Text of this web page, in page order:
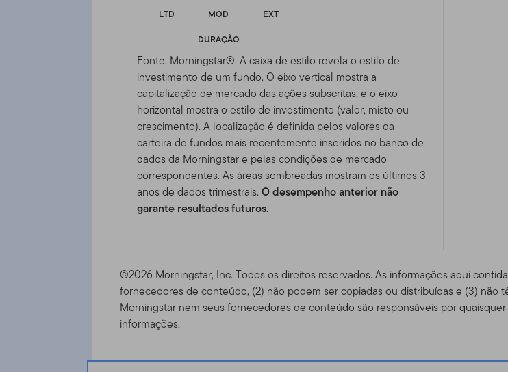
LTD MOD
EXT
DURAÇÃO
Fonte: Morningstar®. A caixa de estilo revela o estilo de
investimento de um fundo. O eixo vertical mostra a
capitalização de mercado das ações subscritas, e o eixo
horizontal mostra o estilo de investimento (valor, misto ou
crescimento). A localização é definida pelos valores da
carteira de fundos mais recentemente inseridos no banco de
dados da Morningstar e pelas condições de mercado
correspondentes. As áreas sombreadas mostram os últimos 3
anos de dados trimestrais.O desempenho anterior não
garante resultados futuros.
©2026 Morningstar, Inc. Todos os direitos reservados. As informações aqui
fornecedores de conteúdo, (2) não podem ser copiadas ou distribuídas e (3) não
Morningstar nem seus fornecedores de conteúdo são responsáveis ​​por
informações.